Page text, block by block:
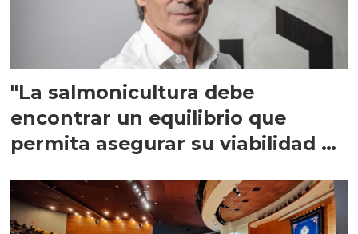
"La salmonicultura debe
encontrar un equilibrio que
permita asegurar su viabilidad de